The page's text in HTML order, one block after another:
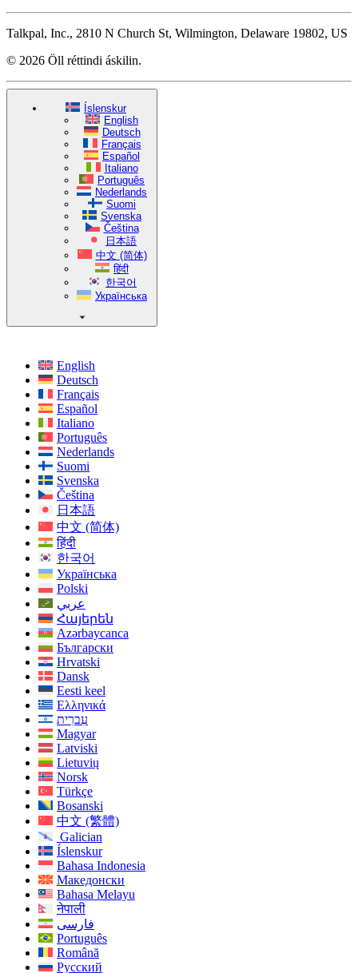
Talkpal, Inc., 2810 N Church St, Wilmington, Delaware 19802, US
© 2026 Öll réttindi áskilin.
Íslenskur
English
Deutsch
Français
Español
Italiano
Português
Nederlands
Suomi
Svenska
Čeština
日本語
中文 (简体)
हिंदी
한국어
Українська
English
Deutsch
Français
Español
Italiano
Português
Nederlands
Suomi
Svenska
Čeština
日本語
中文 (简体)
हिंदी
한국어
Українська
Polski
عربي
Հայերեն
Azərbaycanca
Български
Hrvatski
Dansk
Eesti keel
Ελληνικά
עִברִית
Magyar
Latviski
Lietuvių
Norsk
Türkçe
Bosanski
中文 (繁體)
Galician
Íslenskur
Bahasa Indonesia
Македонски
Bahasa Melayu
नेपाली
فارسی
Português
Română
Русский